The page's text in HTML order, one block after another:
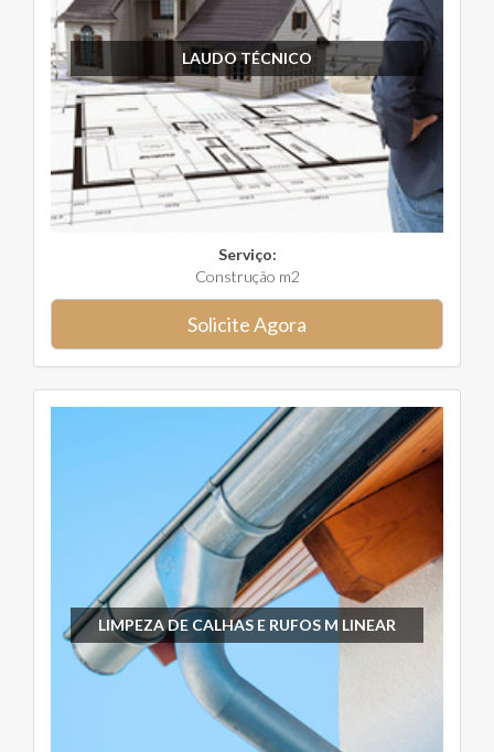
LAUDO TÉCNICO
Serviço:
Construção m2
Solicite Agora
LIMPEZA DE CALHAS E RUFOS M LINEAR